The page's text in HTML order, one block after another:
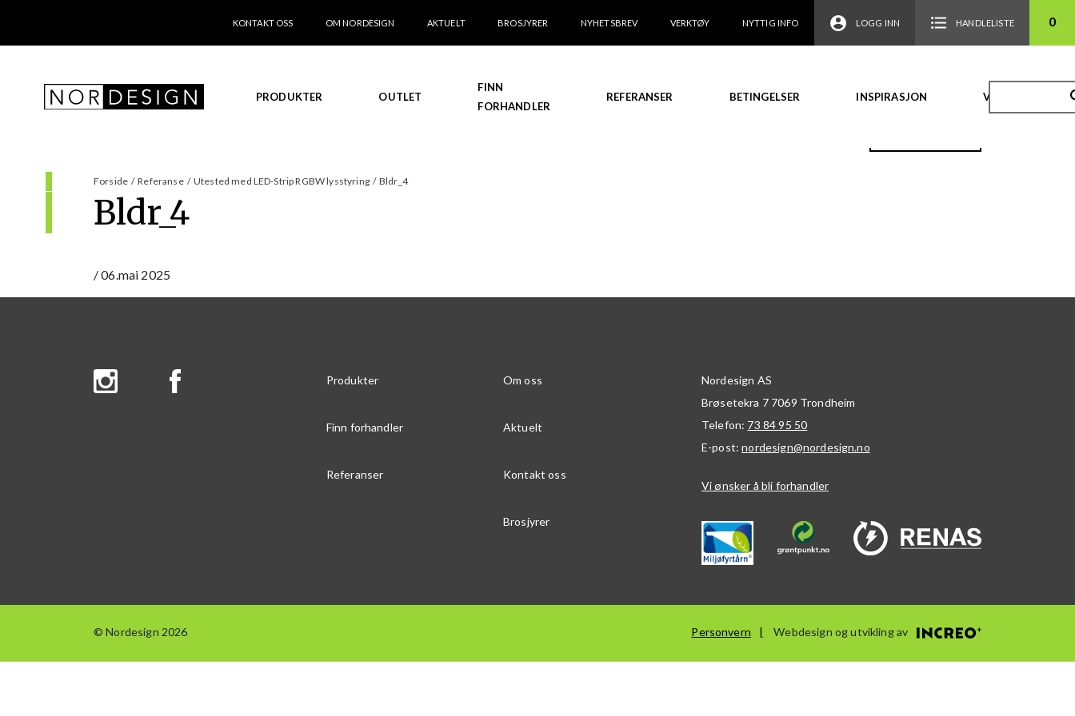
KONTAKT OSS OM NORDESIGN AKTUELT BROSJYRER NYHETSBREV VERKTØY NYTTIG INFO LOGG INN HANDLELISTE 0
PRODUKTER OUTLET
FINN
FORHANDLER
REFERANSER BETINGELSER INSPIRASJON VIDEO
Forside / Referanse / Utested med LED-Strip RGBW lysstyring / Bldr_4
Bldr_4
/06.mai 2025
Produkter Om oss
Finn forhandler Aktuelt
Referanser Kontakt oss
Brosjyrer
Nordesign AS
Brøsetekra 7 7069 Trondheim
Telefon: 73 84 95 50
E-post:nordesign@nordesign.no
Vi ønsker å bli forhandler
© Nordesign 2026 Personvern Webdesign og utvikling av